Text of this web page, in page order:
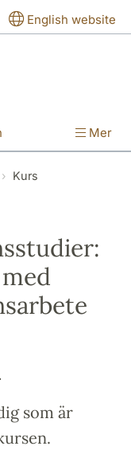
English website
Mer
Kurs
som är